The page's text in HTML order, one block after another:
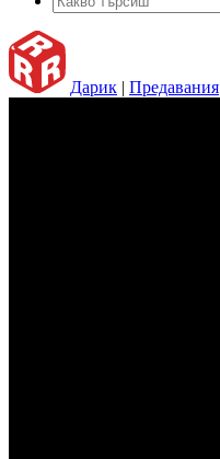
Дарик | Предавания